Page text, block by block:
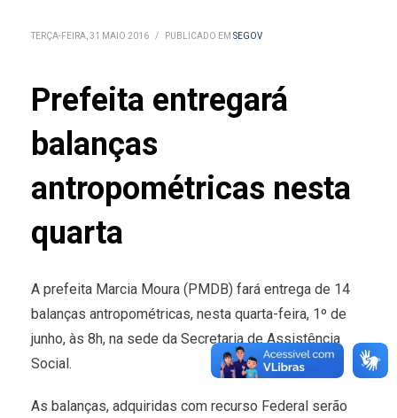
TERÇA-FEIRA, 31 MAIO 2016 / PUBLICADO EM SEGOV
Prefeita entregará
balanças
antropométricas nesta
quarta
A prefeita Marcia Moura (PMDB) fará entrega de 14
balanças antropométricas, nesta quarta-feira, 1º de
junho, às 8h, na sede da Secretaria de Assistência
Social.
As balanças, adquiridas com recurso Federal serão